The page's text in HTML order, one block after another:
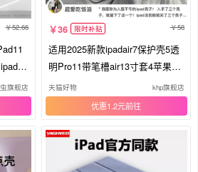
52.66
4苹
旗舰店
36 限时补贴 58
适用2025新款ipadair7保护壳5透
明Pro11带笔槽air13寸套4苹果mi
ni6平板2021防弯10防摔2022超薄
9代6亚克力8十
天猫好物 khp旗舰店
优惠1.2元